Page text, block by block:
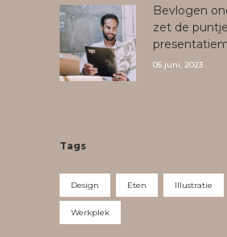
Bevlogen
zet de
05 juni, 2023
Tags
Design Eten Illustratie
Werkplek